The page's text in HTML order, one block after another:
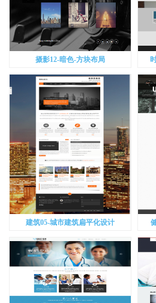
摄影12-暗色-方块布局
建筑05-城市建筑扁平化设计